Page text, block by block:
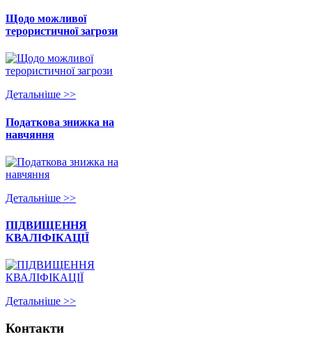
Щодо можливої
терористичної загрози
Детальнiше >>
Податкова знижка на
навчяння
Детальнiше >>
ПІДВИЩЕННЯ
КВАЛІФІКАЦІЇ
Детальнiше >>
Контакти